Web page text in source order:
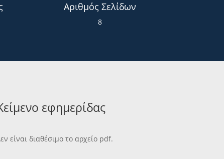
Αριθμός Σελίδων
8
εφημερίδας
είναι διαθέσιμο το αρχείο pdf.